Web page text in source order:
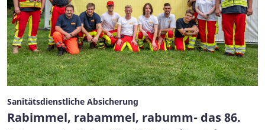
Sanitätsdienstliche Absicherung
Rabimmel, rabammel, rabumm- das 86.